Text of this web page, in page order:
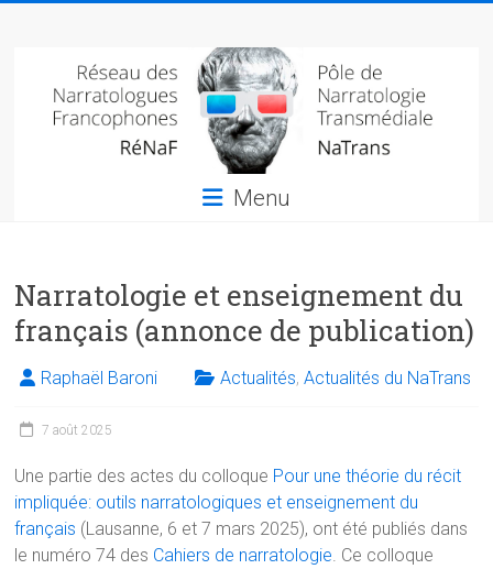
Réseau
des
narratologues
francophone
de
narratologie
transmédiale
(NaTrans)
Menu
Narratologie et enseignement du
français (annonce de publication)
Raphaël Baroni Actualités,Actualités du NaTrans
7 août 2025
Une partie des actes du colloque Pour une théorie du récit
impliquée: outils narratologiques et enseignement du
français (Lausanne, 6 et 7 mars 2025), ont été publiés dans
le numéro 74 des Cahiers de narratologie. Ce colloque